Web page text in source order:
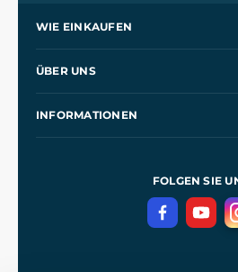
WIE EINKAUFEN
Kontakt
ÜBER UNS
INFORMATIONEN
Datenschutzerklärung
FOLGEN SIE